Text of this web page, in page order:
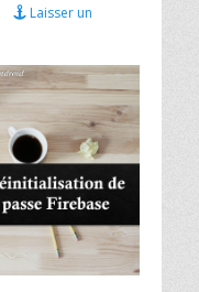
Laisser un